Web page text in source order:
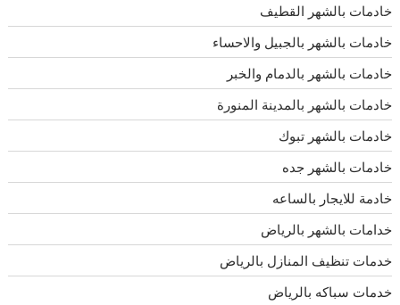
خادمات بالشهر القطيف
خادمات بالشهر بالجبيل والاحساء
خادمات بالشهر بالدمام والخبر
خادمات بالشهر بالمدينة المنورة
خادمات بالشهر تبوك
خادمات بالشهر جده
خادمة للايجار بالساعه
خدامات بالشهر بالرياض
خدمات تنظيف المنازل بالرياض
خدمات سباكه بالرياض